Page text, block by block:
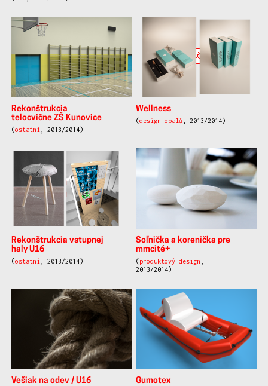
Rekonštrukcia
telocvične ZŠ Kunovice
(ostatní , 2013/2014)
Wellness
(design obalů , 2013/2014)
Rekonštrukcia vstupnej
haly U16
(ostatní , 2013/2014)
Soľnička a korenička pre
mmcité+
( produktový design
2013/2014)
Vešiak na odev / U16 Gumotex